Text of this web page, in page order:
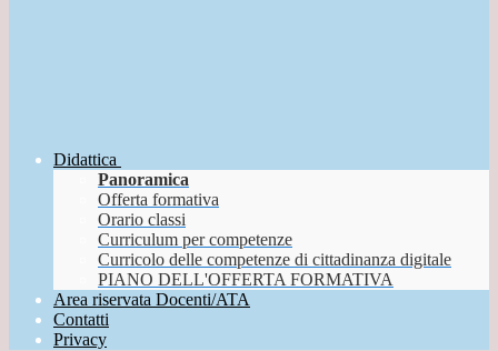
Didattica
Panoramica
Offerta formativa
Orario classi
Curriculum per competenze
Curricolo delle competenze di cittadinanza digitale
PIANO DELL'OFFERTA FORMATIVA
Area riservata Docenti/ATA
Contatti
Privacy